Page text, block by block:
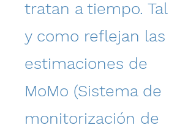
tratan a tiempo. Tal
y como reflejan las
estimaciones de
MoMo (Sistema de
monitorización de